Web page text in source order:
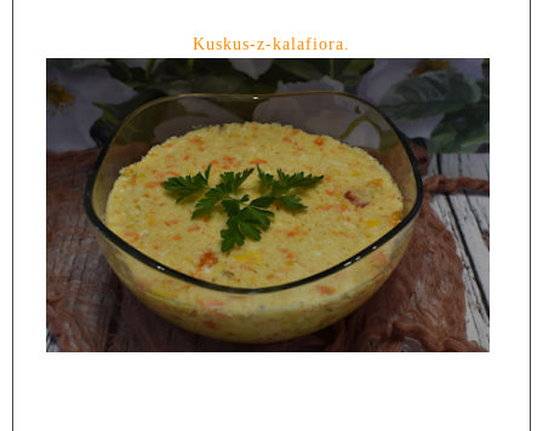
Kuskus-z-kalafiora.